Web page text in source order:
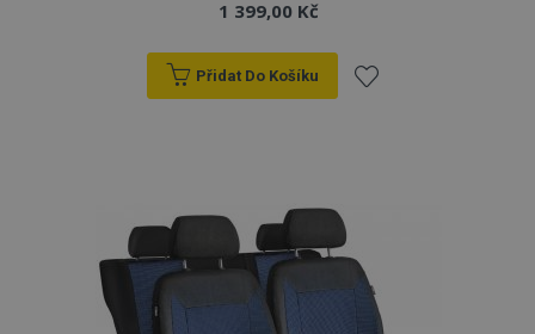
1 399,00 Kč
Přidat Do Košíku